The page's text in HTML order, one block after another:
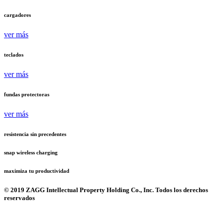
cargadores
ver más
teclados
ver más
fundas protectoras
ver más
resistencia sin precedentes
snap wireless charging
maximiza tu productividad
© 2019 ZAGG Intellectual Property Holding Co., Inc. Todos los derechos
reservados